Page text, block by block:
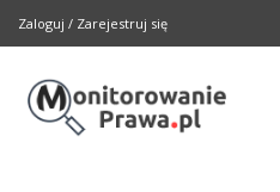
Zaloguj / Zarejestruj się